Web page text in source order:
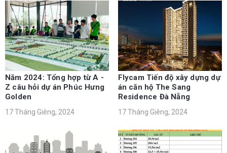
Năm 2024: Tổng hợp từ A -
Z câu hỏi dự án Phúc Hưng
Golden
17 Tháng Giêng, 2024
Flycam Tiến độ xây dựng dự
án căn hộ The Sang
Residence Đà Nẵng
17 Tháng Giêng, 2024